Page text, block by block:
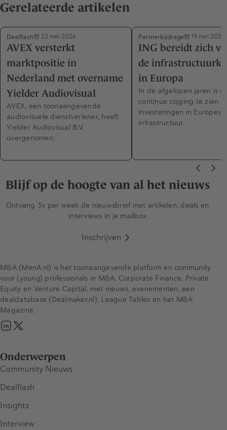
Gerelateerde artikelen
Dealflash 22 mei 2026
AVEX versterkt
marktpositie in
Nederland met overname
Yielder Audiovisual
AVEX, een toonaangevende
audiovisuele dienstverlener, heeft
Yielder Audiovisual B.V.
overgenomen.
Partnerbijdrage 19 mei 2026
ING bereidt zich
de
in Europa
In de afgelopen jaren is
continue stijging te zien in
investeringen in Europese
infrastructuur.
Blijf op de hoogte van al het nieuws
Ontvang 3x per week de nieuwsbrief met artikelen, deals en
interviews in je mailbox
Inschrijven
Onderwerpen
Community Nieuws
Dealflash
Insights
Interview
M&A (MenA.nl) is het toonaangevende platform en community
voor (young) professionals in M&A, Corporate Finance, Private
Equity en Venture Capital, met nieuws, evenementen, een
dealdatabase (Dealmaker.nl), League Tables en het M&A
Magazine.